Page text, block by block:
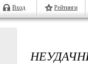
Вход Рейтинги